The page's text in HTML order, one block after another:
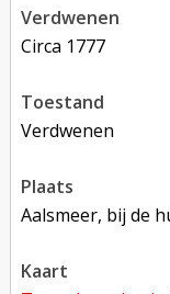
verdwenen
circa 1777
toestand
verdwenen
plaats
Aalsmeer, bij de
kaart